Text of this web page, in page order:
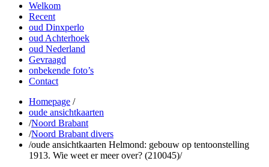
Welkom
Recent
oud Dinxperlo
oud Achterhoek
oud Nederland
Gevraagd
onbekende foto’s
Contact
Homepage /
oude ansichtkaarten
/Noord Brabant
/Noord Brabant divers
/oude ansichtkaarten Helmond: gebouw op tentoonstelling
1913. Wie weet er meer over? (210045)/